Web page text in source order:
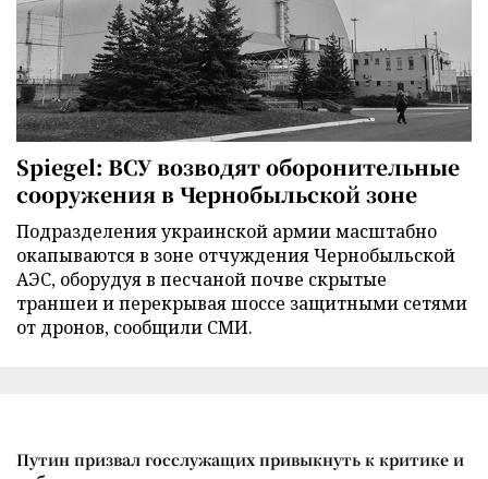
Spiegel: ВСУ возводят оборонительные
сооружения в Чернобыльской зоне
Подразделения украинской армии масштабно
окапываются в зоне отчуждения Чернобыльской
АЭС, оборудуя в песчаной почве скрытые
траншеи и перекрывая шоссе защитными сетями
от дронов, сообщили СМИ.
Путин призвал госслужащих привыкнуть к критике и